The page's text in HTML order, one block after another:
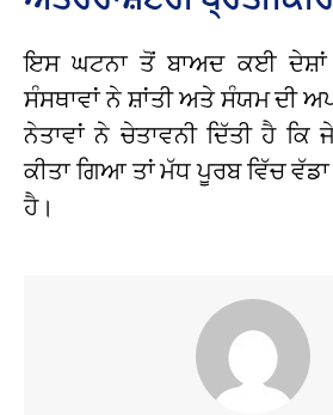
ਇਸ ਘਟਨਾ ਤੋਂ ਬਾਅਦ ਕਈ ਦੇਸ਼ਾਂ
ਸੰਸਥਾਵਾਂ ਨੇ ਸ਼ਾਂਤੀ ਅਤੇ ਸੰਯਮ ਦੀ
ਨੇਤਾਵਾਂ ਨੇ ਚੇਤਾਵਨੀ ਦਿੱਤੀ ਹੈ
ਕੀਤਾ ਗਿਆ ਤਾਂ ਮੱਧ ਪੂਰਬ ਵਿੱਚ
ਹੈ।